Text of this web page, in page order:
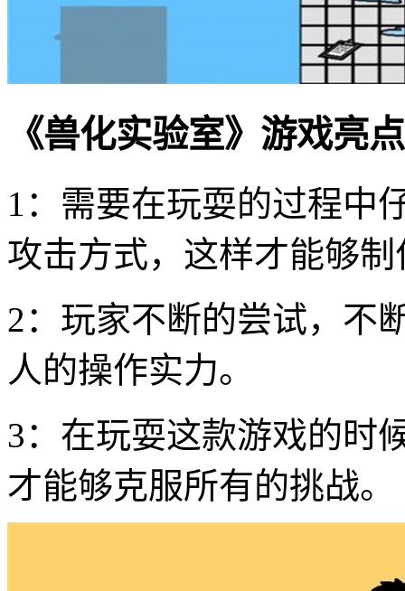
《兽化实验室》游戏亮
1：需要在玩耍的过程中
攻击方式，这样才能够
2：玩家不断的尝试，不
人的操作实力。
3：在玩耍这款游戏的时
才能够克服所有的挑战。